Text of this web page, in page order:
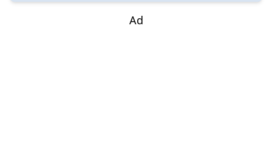
Ad